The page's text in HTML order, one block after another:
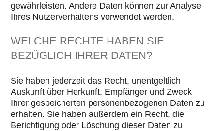
gewährleisten. Andere Daten können zur Analyse
Ihres Nutzerverhaltens verwendet werden.
WELCHE RECHTE HABEN SIE
BEZÜGLICH IHRER DATEN?
Sie haben jederzeit das Recht, unentgeltlich
Auskunft über Herkunft, Empfänger und Zweck
Ihrer gespeicherten personenbezogenen Daten zu
erhalten. Sie haben außerdem ein Recht, die
Berichtigung oder Löschung dieser Daten zu